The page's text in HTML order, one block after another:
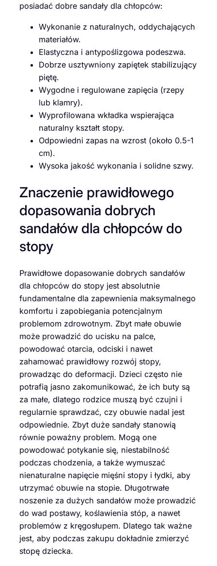
posiadać dobre sandały dla chłopców:
Wykonanie z naturalnych, oddychających
materiałów.
Elastyczna i antypoślizgowa podeszwa.
Dobrze usztywniony zapiętek stabilizujący
piętę.
Wygodne i regulowane zapięcia (rzepy
lub klamry).
Wyprofilowana wkładka wspierająca
naturalny kształt stopy.
Odpowiedni zapas na wzrost (około 0.5-1
cm).
Wysoka jakość wykonania i solidne szwy.
Znaczenie prawidłowego
dopasowania dobrych
sandałów dla chłopców do
stopy
Prawidłowe dopasowanie dobrych sandałów
dla chłopców do stopy jest absolutnie
fundamentalne dla zapewnienia maksymalnego
komfortu i zapobiegania potencjalnym
problemom zdrowotnym. Zbyt małe obuwie
może prowadzić do ucisku na palce,
powodować otarcia, odciski i nawet
zahamować prawidłowy rozwój stopy,
prowadząc do deformacji. Dzieci często nie
potrafią jasno zakomunikować, że ich buty są
za małe, dlatego rodzice muszą być czujni i
regularnie sprawdzać, czy obuwie nadal jest
odpowiednie. Zbyt duże sandały stanowią
równie poważny problem. Mogą one
powodować potykanie się, niestabilność
podczas chodzenia, a także wymuszać
nienaturalne napięcie mięśni stopy i łydki, aby
utrzymać obuwie na stopie. Długotrwałe
noszenie za dużych sandałów może prowadzić
do wad postawy, koślawienia stóp, a nawet
problemów z kręgosłupem. Dlatego tak ważne
jest, aby podczas zakupu dokładnie zmierzyć
stopę dziecka.